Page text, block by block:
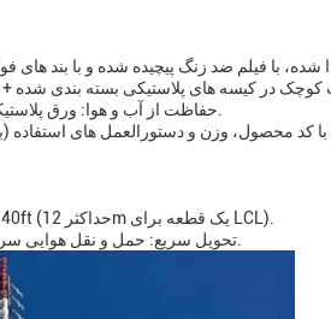
از طریق دریا (FOB / CIF): کانتینرهای 20ft / 40ft (حداکثر 12m یک قطعه برای LCL).